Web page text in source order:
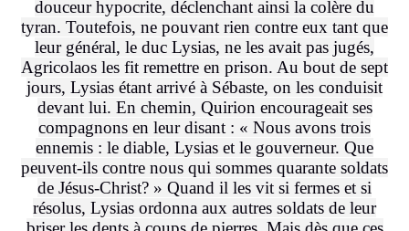
douceur hypocrite, déclenchant ainsi la colère du
tyran. Toutefois, ne pouvant rien contre eux tant que
leur général, le duc Lysias, ne les avait pas jugés,
Agricolaos les fit remettre en prison. Au bout de sept
jours, Lysias étant arrivé à Sébaste, on les conduisit
devant lui. En chemin, Quirion encourageait ses
compagnons en leur disant : « Nous avons trois
ennemis : le diable, Lysias et le gouverneur. Que
peuvent-ils contre nous qui sommes quarante soldats
de Jésus-Christ? » Quand il les vit si fermes et si
résolus, Lysias ordonna aux autres soldats de leur